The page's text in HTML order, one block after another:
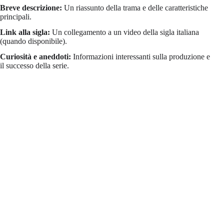
Breve descrizione: Un riassunto della trama e delle caratteristiche
principali.
Link alla sigla: Un collegamento a un video della sigla italiana
(quando disponibile).
Curiosità e aneddoti: Informazioni interessanti sulla produzione e
il successo della serie.